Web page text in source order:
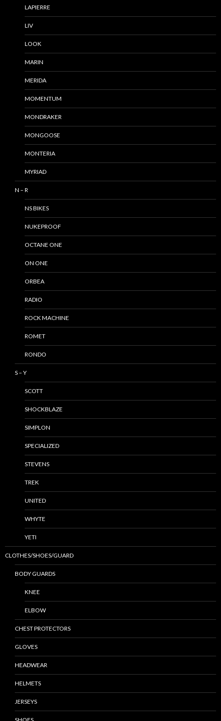
LAPIERRE
LIV
LOOK
MARIN
MERIDA
MOMENTUM
MONDRAKER
MONGOOSE
MONTERIA
MYRIAD
N – R
NS BIKES
NUKEPROOF
OCTANE ONE
ON ONE
ORBEA
RADIO
ROCK MACHINE
ROMET
RONDO
S – Y
SCOTT
SHOCKBLAZE
SIMPLON
SPECIALIZED
STEVENS
TREK
UNITED
WHYTE
YETI
CLOTHES/SHOES/GUARD
BODY GUARDS
KNEE
ELBOW
CHEST PROTECTORS
GLOVES
HEADWEAR
HELMETS
JERSEYS